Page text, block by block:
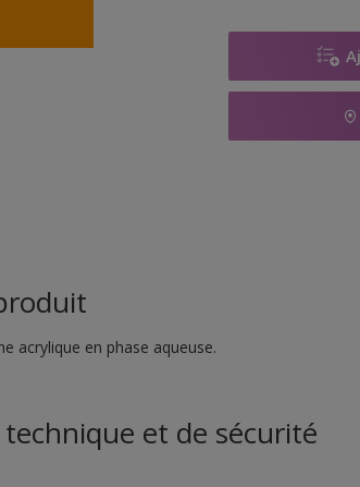
acrylique en phase aqueuse.
et de sécurité